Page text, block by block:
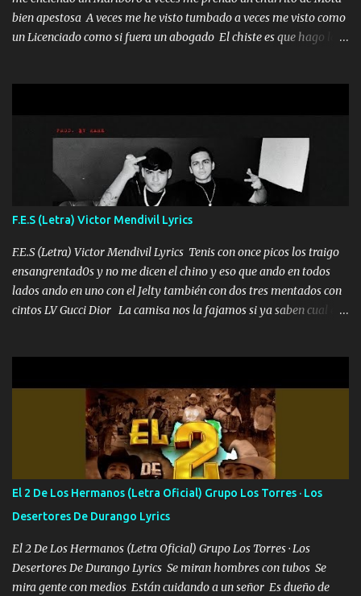
bien apestosa A veces me he visto tumbado a veces me visto como
un Licenciado como si fuera un abogado El chiste es que hago lo
corriente no quieren verte subir de level trucha mis plebes Música
A veces me pongo un sombrero a veces me ven la cachucha de lado
con la mirada siempre en alto A veces me fajó una super o a veces
me fajó una Glock siempre armado todas las generaciones yo
traigo El chiste es que hago lo que quiero pues así soy me mandó
yo tengo el control a todos yo les paro el dedo soy hocicon un
malcriado un malandrón Que Les importa no saben nada falsas
las risas las que me miran hay gente corriente no quieren ve...
F.E.S (Letra) Victor Mendivil Lyrics
F.E.S (Letra) Victor Mendivil Lyrics Tenis con once picos los traigo
ensangrentad0s y no me dicen el chino y eso que ando en todos
lados ando en uno con el Jelty también con dos tres mentados con
cintos LV Gucci Dior La camisa nos la fajamos si ya saben cual es
estándares 110 mil records de pistas no me falta mucho para
verme en las revistas Ya pasé Italia Japón Madrid Milán y también
Francia ropa de 100.000 bolas Louis vuitton es mi fragancia
repleta de presidentes la bolsa estoy en mi pic si no se han dado
cuenta chequeen gráficas del kitch
El 2 De Los Hermanos (Letra Oficial) Grupo Los Torres · Los
Desertores De Durango Lyrics
El 2 De Los Hermanos (Letra Oficial) Grupo Los Torres · Los
Desertores De Durango Lyrics Se miran hombres con tubos Se
mira gente con medios Están cuidando a un señor Es dueño de